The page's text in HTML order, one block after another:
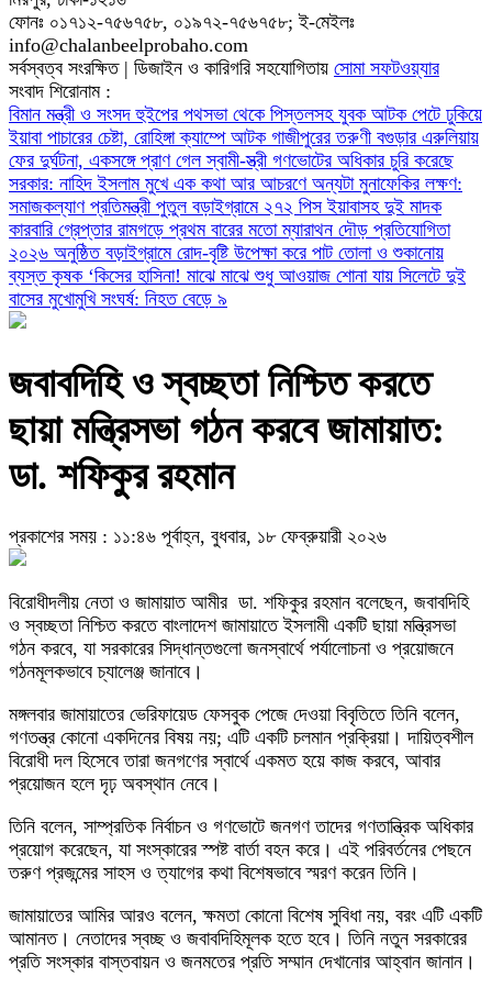
ফোনঃ ০১৭১২-৭৫৬৭৫৮, ০১৯৭২-৭৫৬৭৫৮; ই-মেইলঃ
info@chalanbeelprobaho.com
সর্বস্বত্ব সংরক্ষিত | ডিজাইন ও কারিগরি সহযোগিতায় সোমা সফটওয়্যার
সংবাদ শিরোনাম :
বিমান মন্ত্রী ও সংসদ হুইপের পথসভা থেকে পিস্তলসহ যুবক আটক পেটে ঢুকিয়ে
ইয়াবা পাচারের চেষ্টা, রোহিঙ্গা ক্যাম্পে আটক গাজীপুরের তরুণী বগুড়ার এরুলিয়ায়
ফের দুর্ঘটনা, একসঙ্গে প্রাণ গেল স্বামী-স্ত্রী গণভোটের অধিকার চুরি করেছে
সরকার: নাহিদ ইসলাম মুখে এক কথা আর আচরণে অন্যটা মুনাফেকির লক্ষণ:
সমাজকল্যাণ প্রতিমন্ত্রী পুতুল বড়াইগ্রামে ২৭২ পিস ইয়াবাসহ দুই মাদক
কারবারি গ্রেপ্তার রামগড়ে প্রথম বারের মতো ম্যারাথন দৌড় প্রতিযোগিতা
২০২৬ অনুষ্ঠিত বড়াইগ্রামে রোদ-বৃষ্টি উপেক্ষা করে পাট তোলা ও শুকানোয়
ব্যস্ত কৃষক ‘কিসের হাসিনা! মাঝে মাঝে শুধু আওয়াজ শোনা যায় সিলেটে দুই
বাসের মুখোমুখি সংঘর্ষ: নিহত বেড়ে ৯
জবাবদিহি ও স্বচ্ছতা নিশ্চিত করতে
ছায়া মন্ত্রিসভা গঠন করবে জামায়াত:
ডা. শফিকুর রহমান
প্রকাশের সময় : ১১:৪৬ পূর্বাহ্ন, বুধবার, ১৮ ফেব্রুয়ারী ২০২৬
বিরোধীদলীয় নেতা ও জামায়াত আমীর ডা. শফিকুর রহমান বলেছেন, জবাবদিহি
ও স্বচ্ছতা নিশ্চিত করতে বাংলাদেশ জামায়াতে ইসলামীএকটি ছায়া মন্ত্রিসভা
গঠন করবে, যা সরকারের সিদ্ধান্তগুলো জনস্বার্থে পর্যালোচনা ও প্রয়োজনে
গঠনমূলকভাবে চ্যালেঞ্জ জানাবে।
মঙ্গলবার জামায়াতের ভেরিফায়েড ফেসবুক পেজে দেওয়া বিবৃতিতে তিনি বলেন,
গণতন্ত্র কোনো একদিনের বিষয় নয়; এটি একটি চলমান প্রক্রিয়া। দায়িত্বশীল
বিরোধী দল হিসেবে তারা জনগণের স্বার্থে একমত হয়ে কাজ করবে, আবার
প্রয়োজন হলে দৃঢ় অবস্থান নেবে।
তিনি বলেন, সাম্প্রতিক নির্বাচন ও গণভোটে জনগণ তাদের গণতান্ত্রিক অধিকার
প্রয়োগ করেছেন, যা সংস্কারের স্পষ্ট বার্তা বহন করে। এই পরিবর্তনের পেছনে
তরুণ প্রজন্মের সাহস ও ত্যাগের কথা বিশেষভাবে স্মরণ করেন তিনি।
জামায়াতের আমির আরও বলেন, ক্ষমতা কোনো বিশেষ সুবিধা নয়, বরং এটি একটি
আমানত। নেতাদের স্বচ্ছ ও জবাবদিহিমূলক হতে হবে। তিনি নতুন সরকারের
প্রতি সংস্কার বাস্তবায়ন ও জনমতের প্রতি সম্মান দেখানোর আহ্বান জানান।